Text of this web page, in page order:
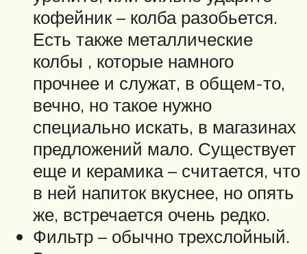
кофейник – колба разобьется.
Есть также металлические
колбы , которые намного
прочнее и служат, в общем-то,
вечно, но такое нужно
специально искать, в магазинах
предложений мало. Существует
еще и керамика – считается, что
в ней напиток вкуснее, но опять
же, встречается очень редко.
Фильтр – обычно трехслойный.